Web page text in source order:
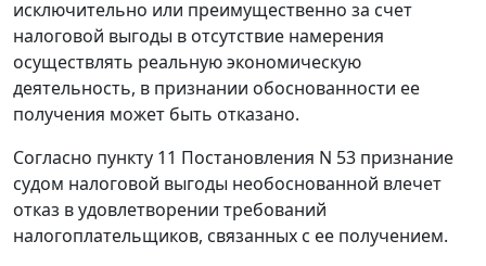
исключительно или преимущественно за счет
налоговой выгоды в отсутствие намерения
осуществлять реальную экономическую
деятельность, в признании обоснованности ее
получения может быть отказано.
Согласно пункту 11 Постановления N 53 признание
судом налоговой выгоды необоснованной влечет
отказ в удовлетворении требований
налогоплательщиков, связанных с ее получением.